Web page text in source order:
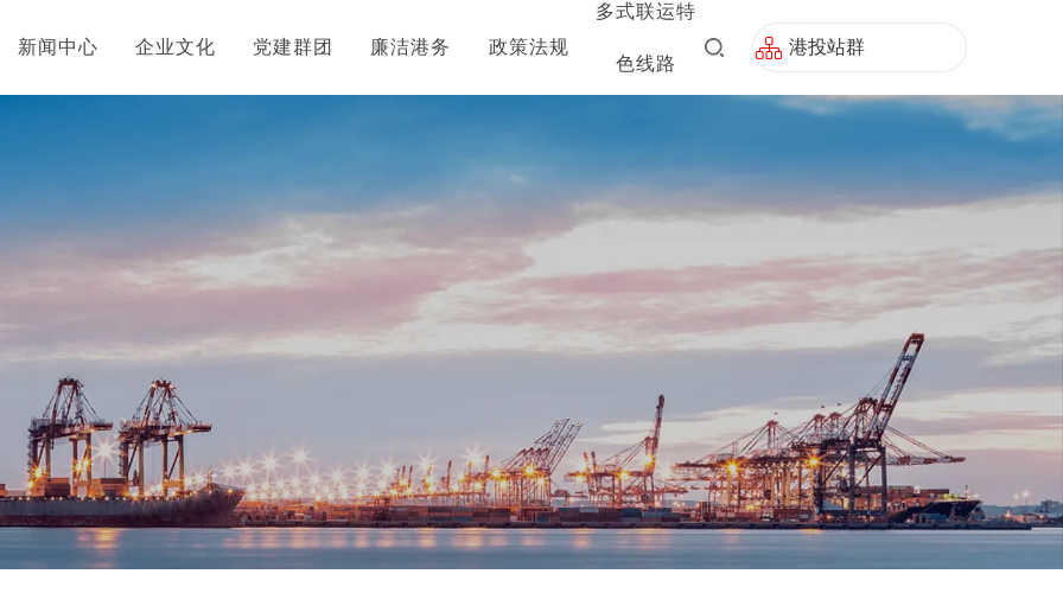
新闻中心 企业文化 党建群团 廉洁港务 政策法规
多式联运特
色线路
港投站群